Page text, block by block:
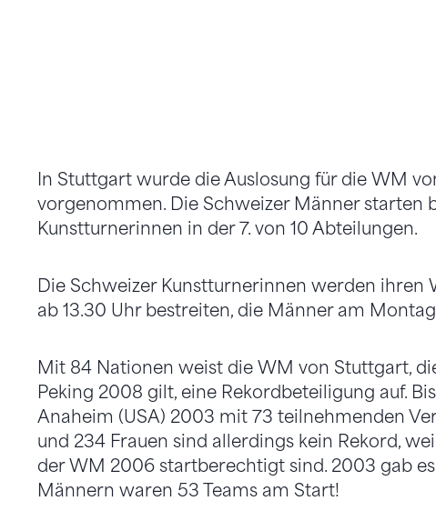
In Stuttgart wurde die Auslosung für die WM
vorgenommen. Die Schweizer Männer starten
Kunstturnerinnen in der 7. von 10 Abteilungen.
Die Schweizer Kunstturnerinnen werden ihren
ab 13.30 Uhr bestreiten, die Männer am
Mit 84 Nationen weist die WM von Stuttgart,
Peking 2008 gilt, eine Rekordbeteiligung auf.
Anaheim (USA) 2003 mit 73 teilnehmenden
und 234 Frauen sind allerdings kein Rekord,
der WM 2006 startberechtigt sind. 2003 gab
Männern waren 53 Teams am Start!